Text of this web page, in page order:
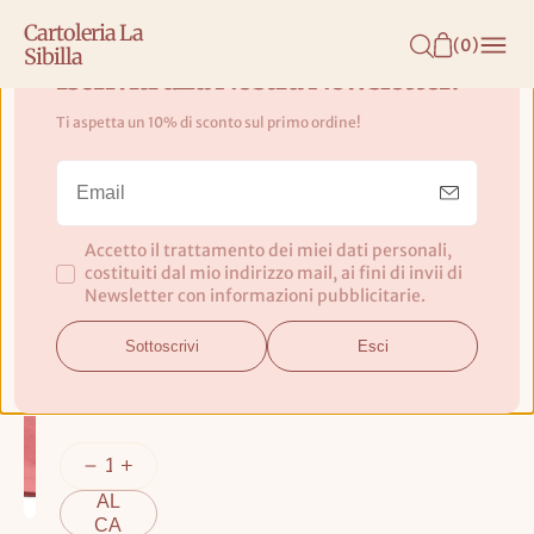
Cartoleria La
Sibilla
(0)
Shopper Tote "Ojos Rosa" Fisura
Dimensioni
: 43x37 cm
Prezzo
base
€12,50
EUR
GIU
NGI
AL
CA
Iscriviti alla Nostra Newsletter!
Ti aspetta un 10% di sconto sul primo ordine!
Accetto il trattamento dei miei dati personali,
costituiti dal mio indirizzo mail, ai fini di invii di
Newsletter con informazioni pubblicitarie.
Sottoscrivi Esci